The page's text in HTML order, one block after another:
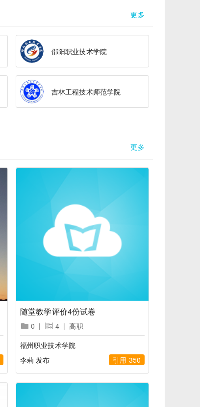
更多
邵阳职业技术学院
吉林工程技术师范学院
更多
随堂教学评价4份试卷
0 | 4 | 高职
福州职业技术学院
李莉 发布
引用 350